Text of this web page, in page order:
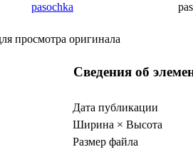
pasochka
просмотра оригинала
Сведения об
Дата публикации
Ширина × Высота
Размер файла